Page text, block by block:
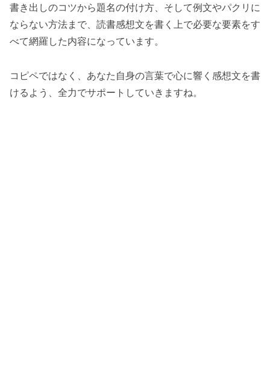
書き出しのコツから題名の付け方、そして例文やパクリに
ならない方法まで、読書感想文を書く上で必要な要素をす
べて網羅した内容になっています。
コピペではなく、あなた自身の言葉で心に響く感想文を書
けるよう、全力でサポートしていきますね。